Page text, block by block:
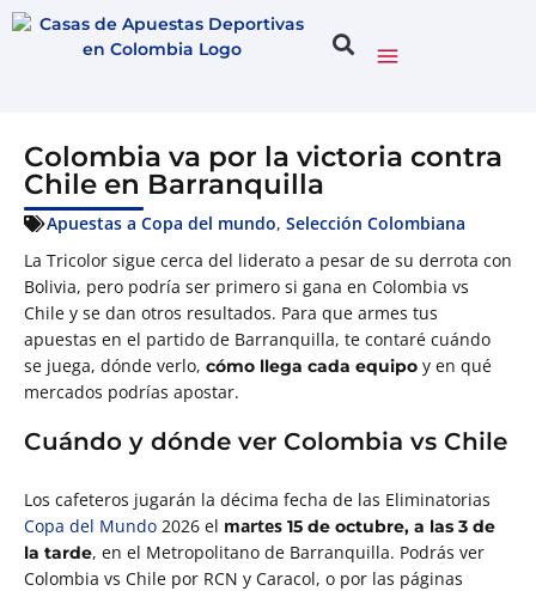
Colombia va por la victoria contra
Chile en Barranquilla
Apuestas a Copa del mundo, Selección Colombiana
La Tricolor sigue cerca del liderato a pesar de su derrota con
Bolivia, pero podría ser primero si gana en Colombia vs
Chile y se dan otros resultados. Para que armes tus
apuestas en el partido de Barranquilla, te contaré cuándo
se juega, dónde verlo, cómo llega cada equipo y en qué
mercados podrías apostar.
Cuándo y dónde ver Colombia vs Chile
Los cafeteros jugarán la décima fecha de las Eliminatorias
Copa del Mundo 2026 el martes 15 de octubre, a las 3 de
la tarde, en el Metropolitano de Barranquilla. Podrás ver
Colombia vs Chile por RCN y Caracol, o por las páginas